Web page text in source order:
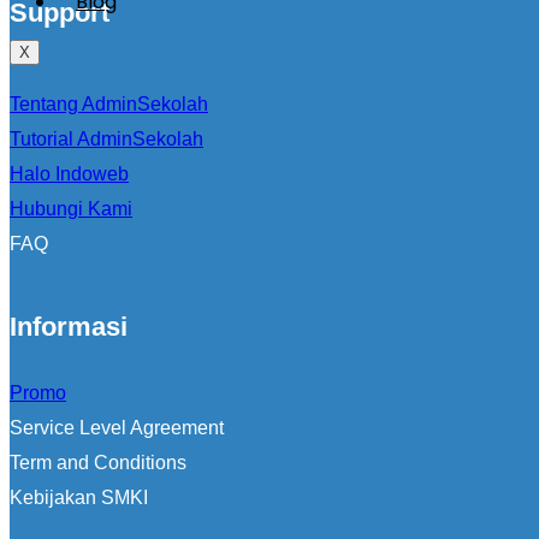
X
Support
Tentang AdminSekolah
Tutorial AdminSekolah
Halo Indoweb
Hubungi Kami
FAQ
Informasi
Promo
Service Level Agreement
Term and Conditions
Kebijakan SMKI